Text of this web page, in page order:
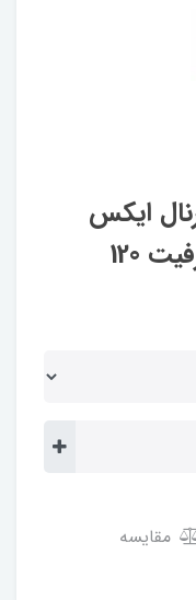
ایکس
انرژی مدل FALCON ظرفیت 120
مقایسه